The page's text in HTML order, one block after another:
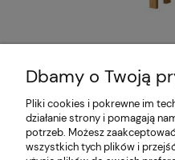
Pomoc
Dbamy o Twoją
Pliki cookies i pokrewne im
działanie strony i pomagają
potrzeb. Możesz
wszystkich tych plików i